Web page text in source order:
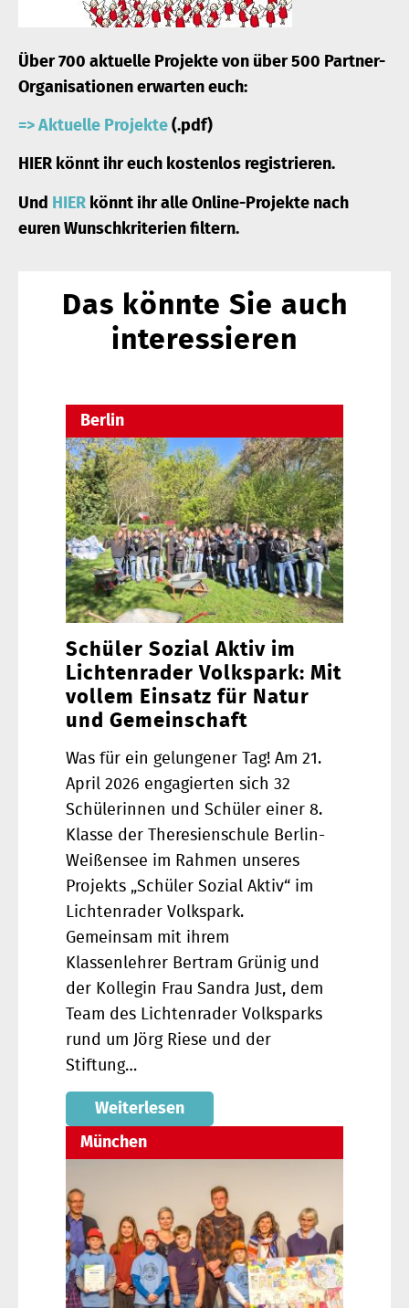
Über 700 aktuelle Projekte von über 500 Partner-
Organisationen erwarten euch:
=> Aktuelle Projekte (.pdf)
HIER könnt ihr euch kostenlos registrieren.
Und HIER könnt ihr alle Online-Projekte nach
euren Wunschkriterien filtern.
Das könnte Sie auch
interessieren
Berlin
Schüler Sozial Aktiv im
Lichtenrader Volkspark: Mit
vollem Einsatz für Natur
und Gemeinschaft
Was für ein gelungener Tag! Am 21.
April 2026 engagierten sich 32
Schülerinnen und Schüler einer 8.
Klasse der Theresienschule Berlin-
Weißensee im Rahmen unseres
Projekts „Schüler Sozial Aktiv“ im
Lichtenrader Volkspark.
Gemeinsam mit ihrem
Klassenlehrer Bertram Grünig und
der Kollegin Frau Sandra Just, dem
Team des Lichtenrader Volksparks
rund um Jörg Riese und der
Stiftung…
Weiterlesen
München